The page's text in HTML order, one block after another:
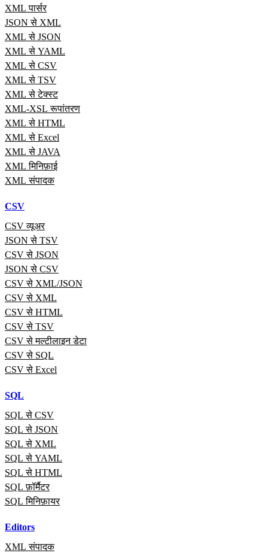
XML पार्सर
JSON से XML
XML से JSON
XML से YAML
XML से CSV
XML से TSV
XML से टेक्स्ट
XML-XSL रूपांतरण
XML से HTML
XML से Excel
XML से JAVA
XML मिनिफ़ाई
XML संपादक
CSV
CSV व्यूअर
JSON से TSV
CSV से JSON
JSON से CSV
CSV से XML/JSON
CSV से XML
CSV से HTML
CSV से TSV
CSV से मल्टीलाइन डेटा
CSV से SQL
CSV से Excel
SQL
SQL से CSV
SQL से JSON
SQL से XML
SQL से YAML
SQL से HTML
SQL फ़ॉर्मैटर
SQL मिनिफ़ायर
Editors
XML संपादक